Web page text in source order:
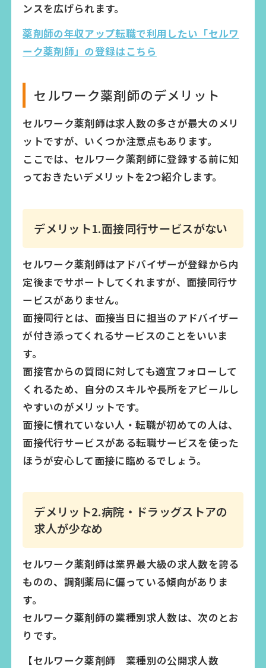
ンスを広げられます。
薬剤師の年収アップ転職で利用したい「セルワ
ーク薬剤師」の登録はこちら
セルワーク薬剤師のデメリット
セルワーク薬剤師は求人数の多さが最大のメリ
ットですが、いくつか注意点もあります。
ここでは、セルワーク薬剤師に登録する前に知
っておきたいデメリットを2つ紹介します。
デメリット1.面接同行サービスがない
セルワーク薬剤師はアドバイザーが登録から内
定後までサポートしてくれますが、面接同行サ
ービスがありません。
面接同行とは、面接当日に担当のアドバイザー
が付き添ってくれるサービスのことをいいま
す。
面接官からの質問に対しても適宜フォローして
くれるため、自分のスキルや長所をアピールし
やすいのがメリットです。
面接に慣れていない人・転職が初めての人は、
面接代行サービスがある転職サービスを使った
ほうが安心して面接に臨めるでしょう。
デメリット2.病院・ドラッグストアの
求人が少なめ
セルワーク薬剤師は業界最大級の求人数を誇る
ものの、調剤薬局に偏っている傾向がありま
す。
セルワーク薬剤師の業種別求人数は、次のとお
りです。
【セルワーク薬剤師 業種別の公開求人数